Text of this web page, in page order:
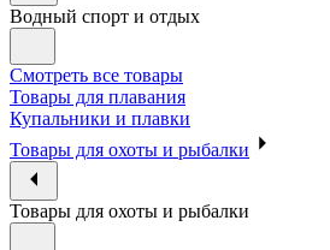
Водный спорт и отдых
Смотреть все товары
Товары для плавания
Купальники и плавки
Товары для охоты и рыбалки
Товары для охоты и рыбалки